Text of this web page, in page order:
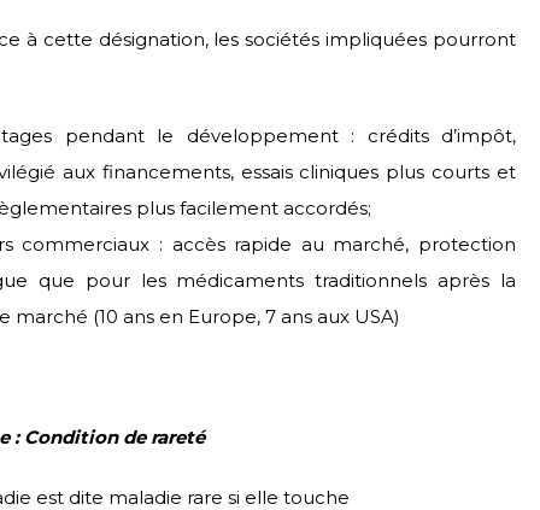
à cette désignation, les sociétés impliquées pourront
pendant le développement : crédits d’impôt,
aux financements, essais cliniques plus courts et
plus facilement accordés;
commerciaux : accès rapide au marché, protection
que pour les médicaments traditionnels après la
marché (10 ans en Europe, 7 ans aux USA)
: Condition de rareté
est dite maladie rare si elle touche